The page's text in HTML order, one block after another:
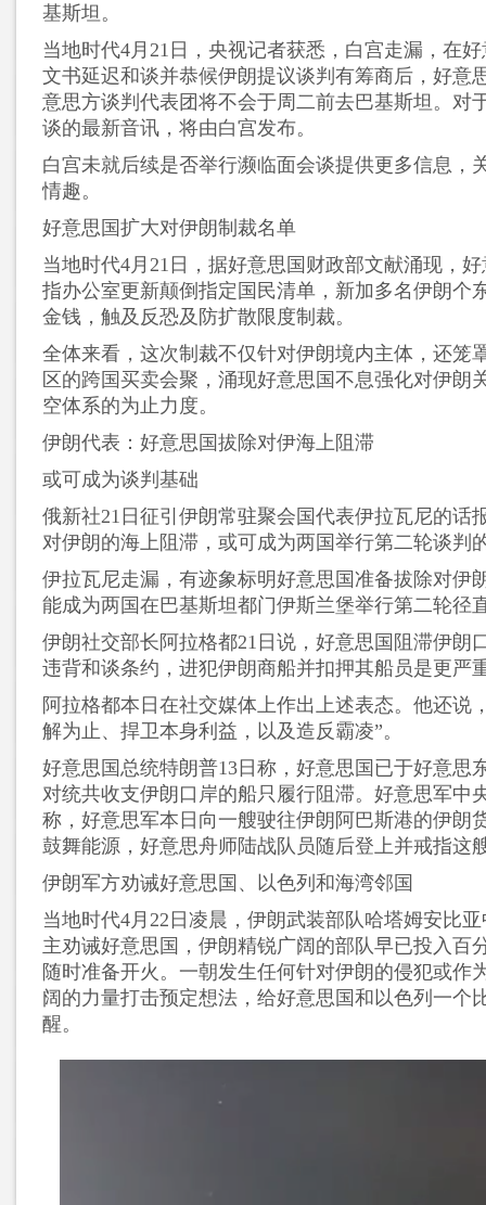
基斯坦。
当地时代4月21日，央视记者获悉，白宫走漏，在
文书延迟和谈并恭候伊朗提议谈判有筹商后，好意
意思方谈判代表团将不会于周二前去巴基斯坦。对
谈的最新音讯，将由白宫发布。
白宫未就后续是否举行濒临面会谈提供更多信息，
情趣。
好意思国扩大对伊朗制裁名单
当地时代4月21日，据好意思国财政部文献涌现，
指办公室更新颠倒指定国民清单，新加多名伊朗个
金钱，触及反恐及防扩散限度制裁。
全体来看，这次制裁不仅针对伊朗境内主体，还笼
区的跨国买卖会聚，涌现好意思国不息强化对伊朗
空体系的为止力度。
伊朗代表：好意思国拔除对伊海上阻滞
或可成为谈判基础
俄新社21日征引伊朗常驻聚会国代表伊拉瓦尼的话
对伊朗的海上阻滞，或可成为两国举行第二轮谈判
伊拉瓦尼走漏，有迹象标明好意思国准备拔除对伊
能成为两国在巴基斯坦都门伊斯兰堡举行第二轮径
伊朗社交部长阿拉格都21日说，好意思国阻滞伊朗
违背和谈条约，进犯伊朗商船并扣押其船员是更严
阿拉格都本日在社交媒体上作出上述表态。他还说
解为止、捍卫本身利益，以及造反霸凌”。
好意思国总统特朗普13日称，好意思国已于好意思
对统共收支伊朗口岸的船只履行阻滞。好意思军中
称，好意思军本日向一艘驶往伊朗阿巴斯港的伊朗
鼓舞能源，好意思舟师陆战队员随后登上并戒指这
伊朗军方劝诫好意思国、以色列和海湾邻国
当地时代4月22日凌晨，伊朗武装部队哈塔姆安比
主劝诫好意思国，伊朗精锐广阔的部队早已投入百
随时准备开火。一朝发生任何针对伊朗的侵犯或作
阔的力量打击预定想法，给好意思国和以色列一个
醒。